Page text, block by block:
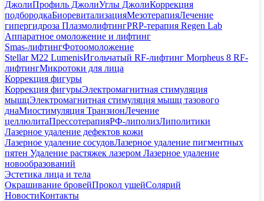
ДжолиПрофиль ДжолиУглы ДжолиКоррекция
подбородкаБиоревитализацияМезотерапияЛечение
гипергидроза ПлазмолифтингPRP-терапия Regen Lab
Аппаратное омоложение и лифтинг
Smas-лифтингФотоомоложение
Stellar M22 LumenisИгольчатый RF-лифтинг Morpheus 8 RF-
лифтингМикротоки для лица
Коррекция фигуры
Коррекция фигурыЭлектромагнитная стимуляция
мышцЭлектромагнитная стимуляция мышц тазового
днаМиостимуляция ТранзионЛечение
целлюлитаПрессотерапияРФ-липолизЛиполитики
Лазерное удаление дефектов кожи
Лазерное удаление сосудовЛазерное удаление пигментных
пятен Удаление растяжек лазером Лазерное удаление
новообразований
Эстетика лица и тела
Окрашивание бровейПрокол ушейСолярий
НовостиКонтакты